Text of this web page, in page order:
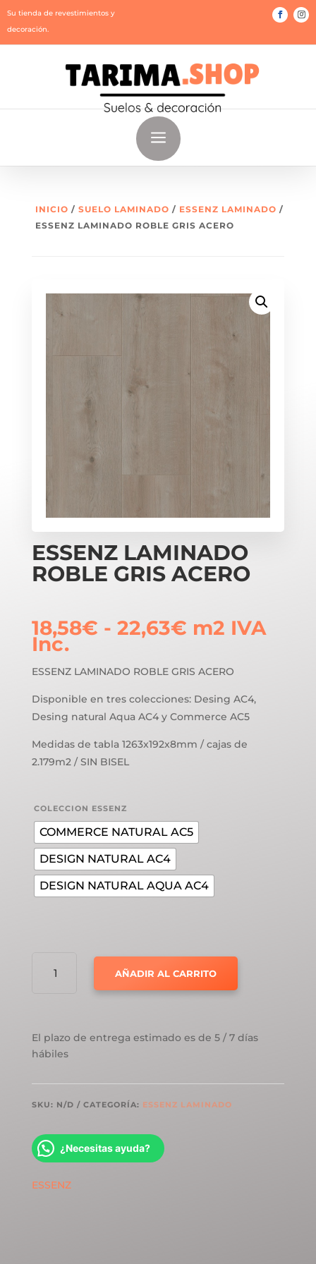
Su tienda de revestimientos y
decoración.
a
INICIO / SUELO LAMINADO / ESSENZ LAMINADO /
ESSENZ LAMINADO ROBLE GRIS ACERO
ESSENZ LAMINADO
ROBLE GRIS ACERO
18,58€ - 22,63€Rango
desde
18,58€
hasta
22,63€
m2 IVA
Inc.
ESSENZ LAMINADO ROBLE GRIS ACERO
Disponible en tres colecciones: Desing AC4,
Desing natural Aqua AC4 y Commerce AC5
Medidas de tabla 1263x192x8mm / cajas de
2.179m2 / SIN BISEL
COLECCION ESSENZ
COMMERCE NATURAL AC5
DESIGN NATURAL AC4
DESIGN NATURAL AQUA AC4
LAMINADO
CANTIDAD
AÑADIR AL CARRITO
El plazo de entrega estimado es de 5 / 7 días
hábiles
SKU: N/D CATEGORÍA: ESSENZ LAMINADO
¿Necesitas ayuda?
ESSENZ